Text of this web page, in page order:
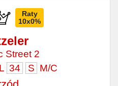
Raty
10x0%
Street 2
34 S M/C